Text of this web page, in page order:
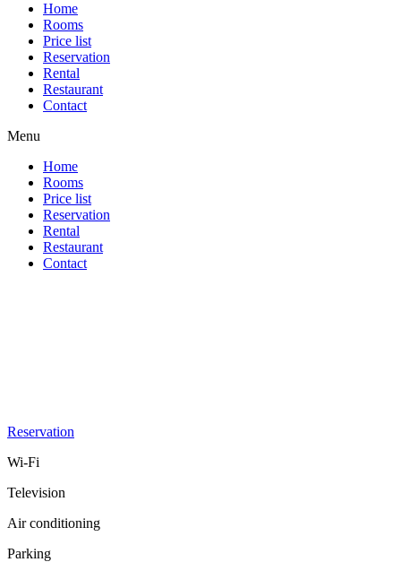
obsahuHome
Rooms
Price list
Reservation
Rental
Restaurant
Contact
Menu
Home
Rooms
Price list
Reservation
Rental
Restaurant
Contact
Reservation
Wi-Fi
Television
Air conditioning
Parking